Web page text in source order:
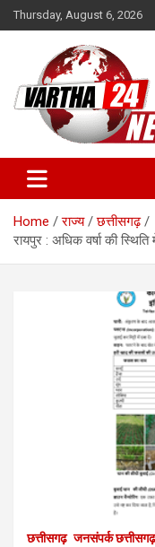
Skip
to
Thursday, August 6, 2026
Vartha 24
Home राज्य
छत्तीसगढ़
रायपुर : अधिक वर्षा की
छत्तीसगढ़ जनसंपर्क छत्तीसगढ़